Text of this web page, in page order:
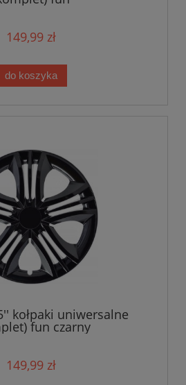
149,99 zł
do koszyka
kołpaki uniwersalne
fun czarny
149,99 zł